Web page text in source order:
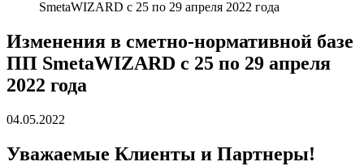
SmetaWIZARD с 25 по 29 апреля 2022 года
Изменения в сметно-нормативной базе
ПП SmetaWIZARD с 25 по 29 апреля
2022 года
04.05.2022
Уважаемые Клиенты и Партнеры!